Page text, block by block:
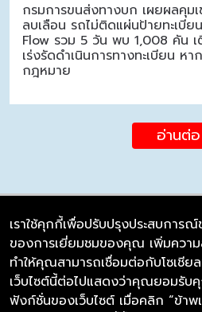
กรมการขนส่งทางบก เผยผลคุม
ลบเลือน รถไม่ติดแผ่นป้ายทะเบี
Flow รวม 5 วัน พบ 1,008 คัน
เร่งรัดดำเนินการทางทะเบียน ห
กฎหมาย
อ่านต่อ
บริษัท ซิมลิงค์ จำกัด
98/226 Bangrakyai-Baanmai
Bangyai, Nonthaburi 11140
เราใช้คุกกี้เพื่อปรับปรุงประสบการ
ของการเยี่ยมชมของคุณ เพิ่มความ
ทำให้คุณสามารถเชื่อมต่อกับโซเชีย
เว็บไซต์นี้ต่อไปแสดงว่าคุณยอมรับ
ฟังก์ชั่นของเว็บไซต์ เมื่อคลิก “ข้า